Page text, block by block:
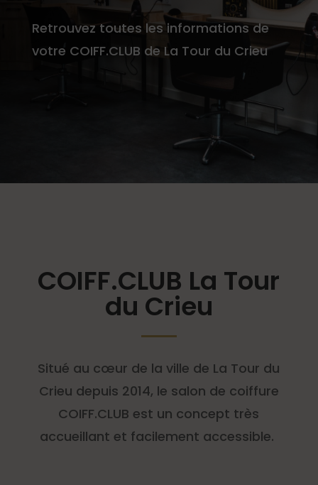
Retrouvez toutes les informations de
votre COIFF.CLUB de La Tour du Crieu
COIFF.CLUB La Tour
du Crieu
Situé au cœur de la ville de La Tour du
Crieu depuis 2014, le salon de coiffure
COIFF.CLUB est un concept très
accueillant et facilement accessible.